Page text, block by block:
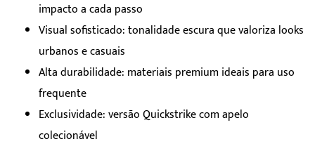
impacto a cada passo
Visual sofisticado: tonalidade escura que valoriza looks
urbanos e casuais
Alta durabilidade: materiais premium ideais para uso
frequente
Exclusividade: versão Quickstrike com apelo
colecionável